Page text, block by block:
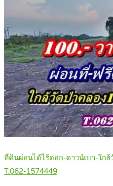
ที่ดินผ่อนได้ไร้ดอก-ดาวน์เบา-ใก
T.062-1574449